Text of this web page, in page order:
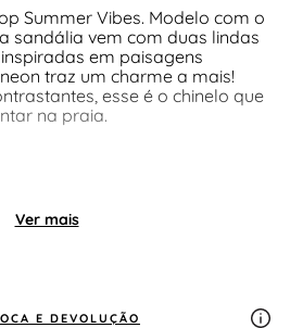
Summer Vibes. Modelo com o
sandália vem com duas lindas
em paisagens
traz um charme a mais!
esse é o chinelo que
na praia.
Ver mais
E DEVOLUÇÃO